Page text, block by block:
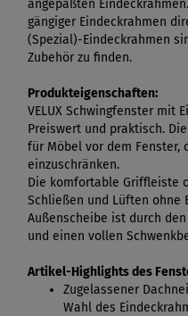
angepaßten
gängiger Eindeckrahmen
(Spezial)-Eindeckrahmen
Zubehör zu finden.
Produkteigenschaften:
VELUX Schwingfenster mit
Preiswert und praktisch.
für Möbel vor dem Fenster,
einzuschränken.
Die komfortable Griffleiste
Schließen und Lüften ohne
Außenscheibe ist durch
und einen vollen
Artikel-Highlights des
Zugelassener
Wahl des